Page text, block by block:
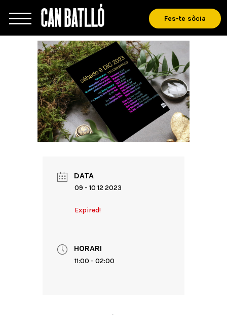
Fes-te sòcia
DATA
09 - 10 12 2023
Expired!
HORARI
11:00 - 02:00